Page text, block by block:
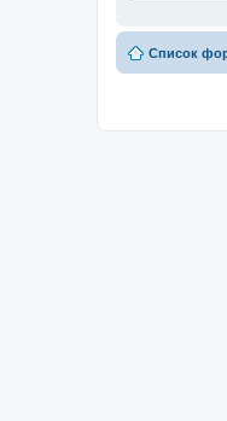
Список